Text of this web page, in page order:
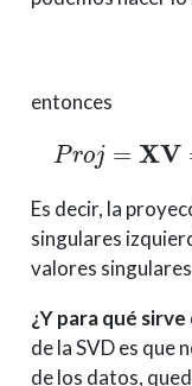
entonces
roj=X
Es decir, la
singulares
valores
¿Y para qué
de la SVD es que
de los datos,